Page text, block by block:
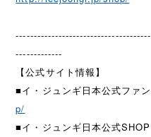
-------------
【公式サイト情報】
■イ・ジュンギ日本公式ファ
p/
■イ・ジュンギ日本公式SHOP